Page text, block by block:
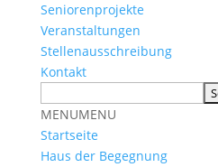
Seniorenprojekte
Veranstaltungen
Stellenausschreibung
Kontakt
MENUMENU
Startseite
Haus der Begegnung